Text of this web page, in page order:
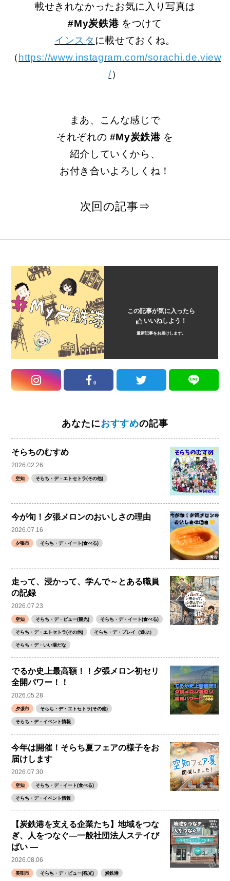
載せきれなかったお気に入り写真は
#My炭鉄港をつけて
インスタ に載せておくね。
（https://www.instagram.com/sorachi.de.view
/）
まあ、こんな感じで
それぞれの #My炭鉄港を
紹介していくから、
お付き合いよろしくね！
次回の記事⇒
この記事が気に入ったら
いいねしよう！
最新記事をお届けします。
0
あなたにおすすめの記事
そらちのむすめ
2026.02.26
空知 そらち・デ・エトセトラ(その他)
今が旬！夕張メロンのおいしさの理由
2026.07.16
夕張市 そらち・デ・イート(食べる)
走って、浸かって、学んで～とある職員
の記録
2026.07.23
空知 そらち・デ・ビュー(観光) そらち・デ・イート(食べる)
そらち・デ・エトセトラ(その他) そらち・デ・プレイ（遊ぶ）
そらち・デ・いい湯だな
でるか史上最高額！！夕張メロン初セリ
全開パワー！！
2026.05.28
夕張市 そらち・デ・エトセトラ(その他)
そらち・デ・イベント情報
今年は開催！そらち夏フェアの様子をお
届けします
2026.07.30
空知 そらち・デ・イート(食べる)
そらち・デ・イベント情報
【炭鉄港を支える企業たち】地域をつな
ぎ、人をつなぐ―一般社団法人ステイび
ばい ―
2026.08.06
美唄市 そらち・デ・ビュー(観光) 炭鉄港